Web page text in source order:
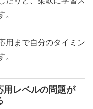
。
用まで自分のタイミン
。
用レベルの問題が